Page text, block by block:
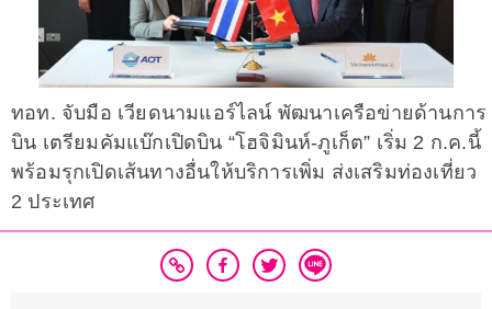
ทอท. จับมือ เวียดนามแอร์ไลน์ พัฒนาเครือข่ายด้านการ
บิน เตรียมคัมแบ๊กเปิดบิน “โฮจิมินห์-ภูเก็ต” เริ่ม 2 ก.ค.นี้
พร้อมรุกเปิดเส้นทางอื่นให้บริการเพิ่ม ส่งเสริมท่องเที่ยว
2 ประเทศ